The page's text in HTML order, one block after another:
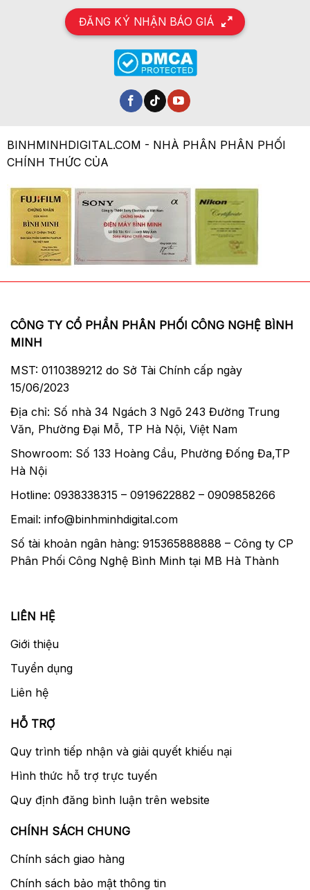
ĐĂNG KÝ NHẬN BÁO GIÁ
BINHMINHDIGITAL.COM - NHÀ PHÂN PHÂN PHỐI
CHÍNH THỨC CỦA
CÔNG TY CỔ PHẦN PHÂN PHỐI CÔNG NGHỆ BÌNH
MINH
MST: 0110389212 do Sở Tài Chính cấp ngày
15/06/2023
Địa chỉ: Số nhà 34 Ngách 3 Ngõ 243 Đường Trung
Văn, Phường Đại Mỗ, TP Hà Nội, Việt Nam
Showroom: Số 133 Hoàng Cầu, Phường Đống Đa,TP
Hà Nội
Hotline: 0938338315 – 0919622882 – 0909858266
Email: info@binhminhdigital.com
Số tài khoản ngân hàng: 915365888888 – Công ty CP
Phân Phối Công Nghệ Bình Minh tại MB Hà Thành
LIÊN HỆ
Giới thiệu
Tuyển dụng
Liên hệ
HỖ TRỢ
Quy trình tiếp nhận và giải quyết khiếu nại
Hình thức hỗ trợ trực tuyến
Quy định đăng bình luận trên website
CHÍNH SÁCH CHUNG
Chính sách giao hàng
Chính sách bảo mật thông tin